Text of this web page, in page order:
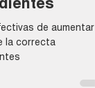
para
de aumentar